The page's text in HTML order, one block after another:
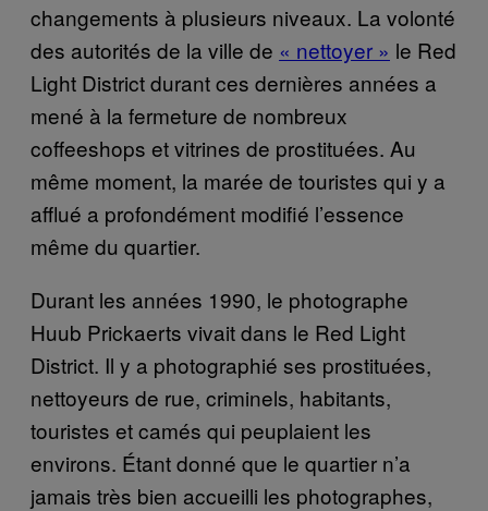
changements à plusieurs niveaux. La volonté
des autorités de la ville de « nettoyer » le Red
Light District durant ces dernières années a
mené à la fermeture de nombreux
coffeeshops et vitrines de prostituées. Au
même moment, la marée de touristes qui y a
afflué a profondément modifié l’essence
même du quartier.
Durant les années 1990, le photographe
Huub Prickaerts vivait dans le Red Light
District. Il y a photographié ses prostituées,
nettoyeurs de rue, criminels, habitants,
touristes et camés qui peuplaient les
environs. Étant donné que le quartier n’a
jamais très bien accueilli les photographes,